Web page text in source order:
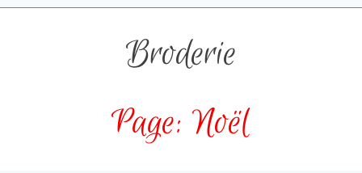
Broderie
Page: Noël